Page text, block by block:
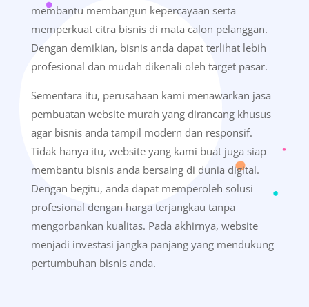
membantu membangun kepercayaan serta
memperkuat citra bisnis di mata calon pelanggan.
Dengan demikian, bisnis anda dapat terlihat lebih
profesional dan mudah dikenali oleh target pasar.
Sementara itu, perusahaan kami menawarkan jasa
pembuatan website murah yang dirancang khusus
agar bisnis anda tampil modern dan responsif.
Tidak hanya itu, website yang kami buat juga siap
membantu bisnis anda bersaing di dunia digital.
Dengan begitu, anda dapat memperoleh solusi
profesional dengan harga terjangkau tanpa
mengorbankan kualitas. Pada akhirnya, website
menjadi investasi jangka panjang yang mendukung
pertumbuhan bisnis anda.